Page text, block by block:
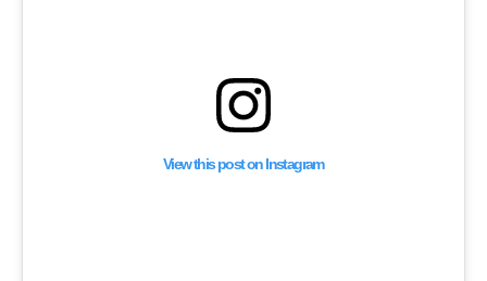
View this post on Instagram